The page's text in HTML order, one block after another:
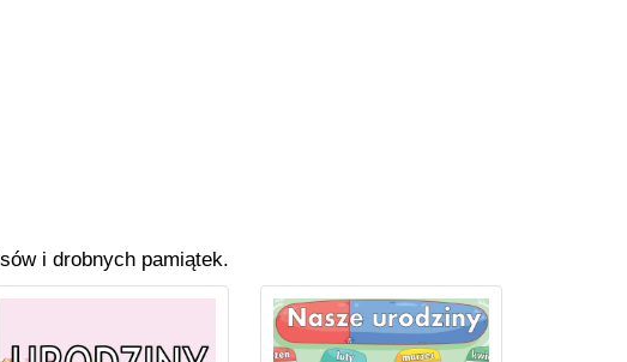
i drobnych pamiątek.